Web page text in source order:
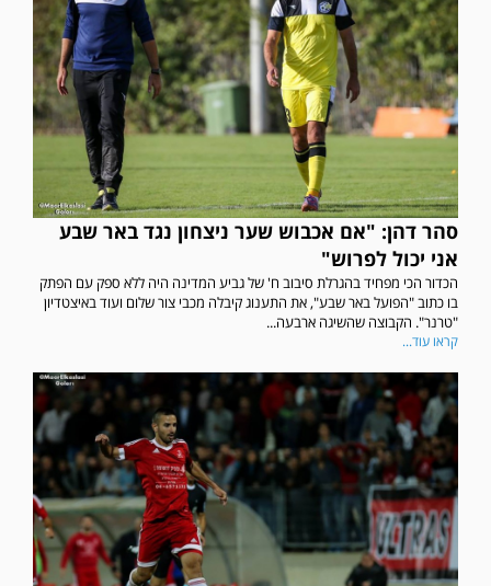
סהר דהן: "אם אכבוש שער ניצחון נגד באר שבע
אני יכול לפרוש"
הכדור הכי מפחיד בהגרלת סיבוב ח' של גביע המדינה היה ללא ספק עם הפתק
בו כתוב "הפועל באר שבע", את התענוג קיבלה מכבי צור שלום ועוד באיצטדיון
"טרנר". הקבוצה שהשיגה ארבעה...
קראו עוד...